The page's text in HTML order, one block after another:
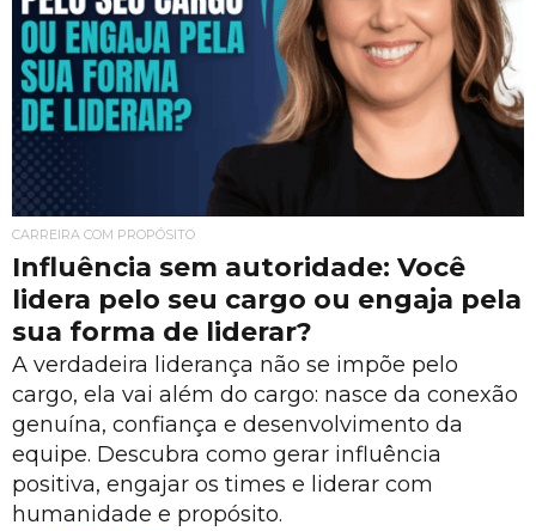
CARREIRA COM PROPÓSITO
Influência sem autoridade: Você
lidera pelo seu cargo ou engaja pela
sua forma de liderar?
A verdadeira liderança não se impõe pelo
cargo, ela vai além do cargo: nasce da conexão
genuína, confiança e desenvolvimento da
equipe. Descubra como gerar influência
positiva, engajar os times e liderar com
humanidade e propósito.